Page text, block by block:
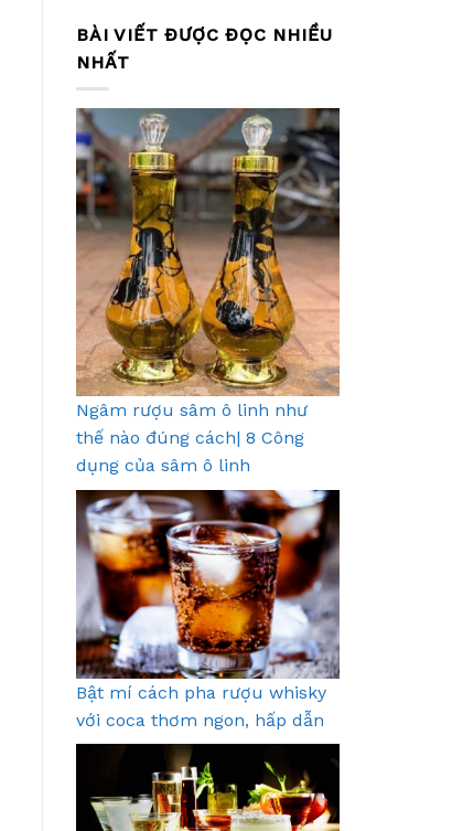
BÀI VIẾT ĐƯỢC ĐỌC NHIỀU
NHẤT
Ngâm rượu sâm ô linh như
thế nào đúng cách| 8 Công
dụng của sâm ô linh
Bật mí cách pha rượu whisky
với coca thơm ngon, hấp dẫn